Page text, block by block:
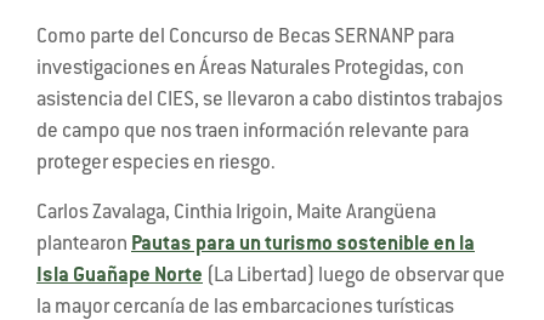
Como parte del Concurso de Becas SERNANP para
investigaciones en Áreas Naturales Protegidas, con
asistencia del CIES, se llevaron a cabo distintos trabajos
de campo que nos traen información relevante para
proteger especies en riesgo.
Carlos Zavalaga, Cinthia Irigoin, Maite Arangüena
plantearon Pautas para un turismo sostenible en la
Isla Guañape Norte (La Libertad) luego de observar que
la mayor cercanía de las embarcaciones turísticas